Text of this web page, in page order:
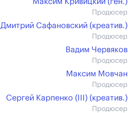
Продюсер
Дмитрий Сафановский (креатив.)
Продюсер
Вадим Червяков
Продюсер
Максим Мовчан
Продюсер
Сергей Карпенко (III) (креатив.)
Продюсер